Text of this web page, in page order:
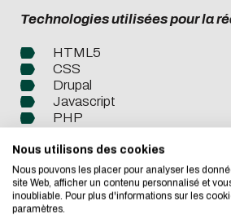
Technologies utilisées pour la
HTML5
CSS
Drupal
Javascript
PHP
Environnement de test
Les vérifications de restitution de
Nous utilisons des cookies
Nous pouvons les placer pour analyser les
site Web, afficher un contenu personnalisé et
inoubliable. Pour plus d'informations sur les
paramètres.